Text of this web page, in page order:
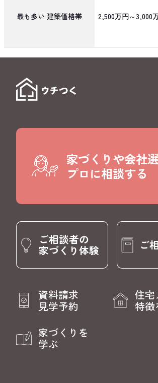
最も多い 建築価格帯 2,500万円～3,000
家づくりや会社
プロに相談する
ご相談者の
家づくり体験 ご
資料請求
見学予約
住宅
特徴
家づくりを
学ぶ